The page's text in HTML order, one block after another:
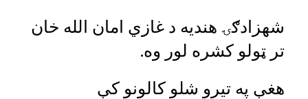
شهزادګۍ هندیه د غازي امان الله خان
تر ټولو کشره لور وه.
هغې په تیرو شلو کالونو کې